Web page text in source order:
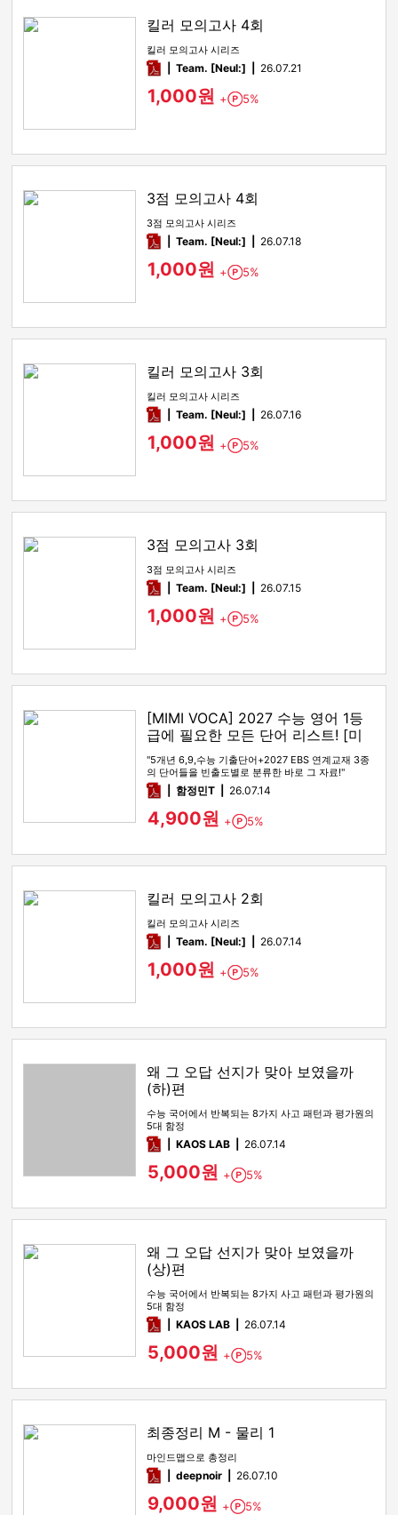
킬러 모의고사 4회
킬러 모의고사 시리즈
pdfTeam. [Neul:] 26.07.21
1,000원 + Point
5%
3점 모의고사 4회
3점 모의고사 시리즈
pdfTeam. [Neul:] 26.07.18
1,000원 + Point
5%
킬러 모의고사 3회
킬러 모의고사 시리즈
pdfTeam. [Neul:] 26.07.16
1,000원 + Point
5%
3점 모의고사 3회
3점 모의고사 시리즈
pdfTeam. [Neul:] 26.07.15
1,000원 + Point
5%
[MIMI VOCA] 2027 수능 영어 1등
급에 필요한 모든 단어 리스트! [미
미보카]
"5개년 6,9,수능 기출단어+2027 EBS 연계교재 3종
의 단어들을 빈출도별로 분류한 바로 그 자료!"
pdf함정민T 26.07.14
4,900원 + Point
5%
킬러 모의고사 2회
킬러 모의고사 시리즈
pdfTeam. [Neul:] 26.07.14
1,000원 + Point
5%
왜 그 오답 선지가 맞아 보였을까
(하)편
수능 국어에서 반복되는 8가지 사고 패턴과 평가원의
5대 함정
pdfKAOS LAB 26.07.14
5,000원 + Point
5%
왜 그 오답 선지가 맞아 보였을까
(상)편
수능 국어에서 반복되는 8가지 사고 패턴과 평가원의
5대 함정
pdfKAOS LAB 26.07.14
5,000원 + Point
5%
최종정리 M - 물리 1
마인드맵으로 총정리
pdfdeepnoir 26.07.10
9,000원 + Point
5%